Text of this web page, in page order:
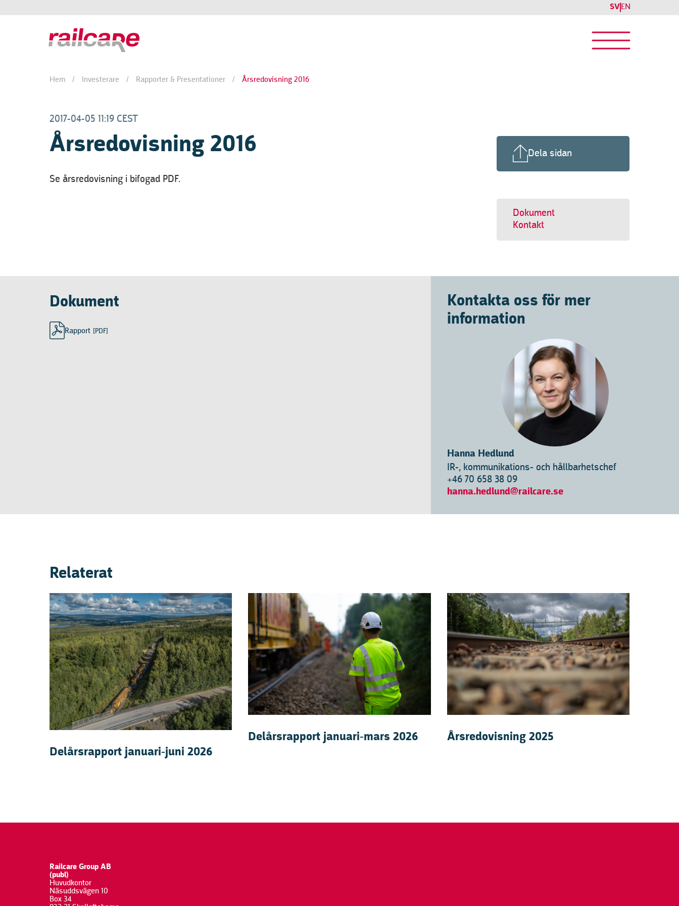
SV EN
Hem / Investerare / Rapporter & Presentationer / Årsredovisning 2016
2017-04-05 11:19 CEST
Årsredovisning 2016
Se årsredovisning i bifogad PDF.
Dela sidan
Dokument
Kontakt
Dokument
Rapport [PDF]
Kontakta oss för mer
information
Hanna Hedlund
IR-, kommunikations- och hållbarhetschef
+46 70 658 38 09
hanna.hedlund@railcare.se
Relaterat
Delårsrapport januari-juni 2026
Delårsrapport januari-mars 2026 Årsredovisning 2025
Railcare Group AB
(publ)
Huvudkontor
Näsuddsvägen 10
Box 34